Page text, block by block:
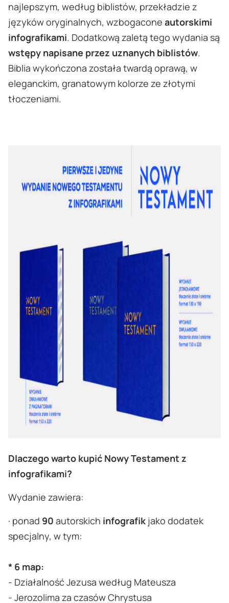
najlepszym, według biblistów, przekładzie z
języków oryginalnych, wzbogacone autorskimi
infografikami. Dodatkową zaletą tego wydania są
wstępy napisane przez uznanych biblistów.
Biblia wykończona została twardą oprawą, w
eleganckim, granatowym kolorze ze złotymi
tłoczeniami.
Dlaczego warto kupić Nowy Testament z
infografikami?
Wydanie zawiera:
· ponad 90 autorskich infografik jako dodatek
specjalny, w tym:
* 6 map:
- Działalność Jezusa według Mateusza
- Jerozolima za czasów Chrystusa